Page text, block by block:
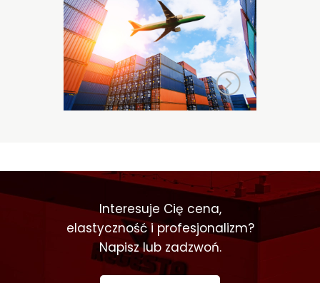
Lotniczy
Interesuje Cię cena,
elastyczność i profesjonalizm?
Napisz lub zadzwoń.